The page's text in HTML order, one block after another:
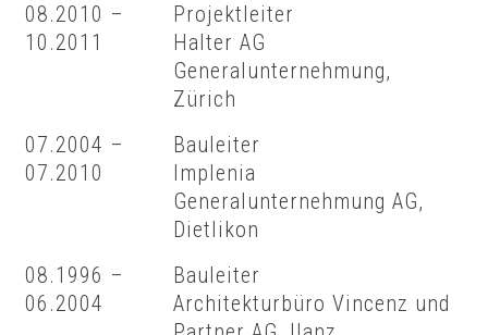
08.2010 –
10.2011
Projektleiter
Halter AG
Generalunternehmung,
Zürich
07.2004 –
07.2010
Bauleiter
Implenia
Generalunternehmung AG,
Dietlikon
08.1996 –
06.2004
Bauleiter
Architekturbüro Vincenz und